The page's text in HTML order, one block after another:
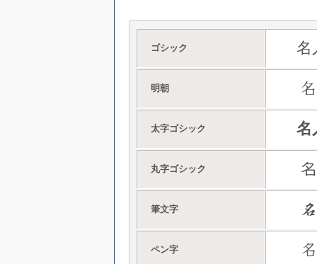
ゴシック 名
明朝
太字ゴシック 名
丸字ゴシック
筆文字
ペン字